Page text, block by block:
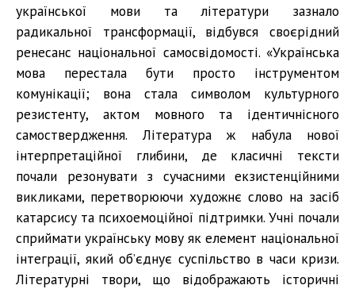
української мови та літератури зазнало
радикальної трансформації, відбувся своєрідний
ренесанс національної самосвідомості. «Українська
мова перестала бути просто інструментом
комунікації; вона стала символом культурного
резистенту, актом мовного та ідентичнісного
самоствердження. Література ж набула нової
інтерпретаційної глибини, де класичні тексти
почали резонувати з сучасними екзистенційними
викликами, перетворюючи художнє слово на засіб
катарсису та психоемоційної підтримки. Учні почали
сприймати українську мову як елемент національної
інтеграції, який об’єднує суспільство в часи кризи.
Літературні твори, що відображають історичні